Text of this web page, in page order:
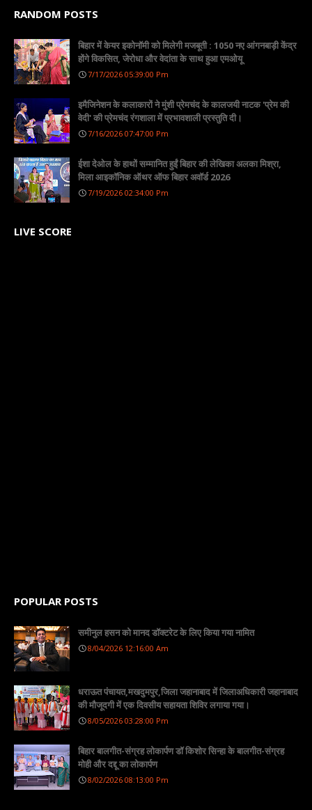
RANDOM POSTS
बिहार में केयर इकोनॉमी को मिलेगी मजबूती : 1050 नए आंगनबाड़ी केंद्र
होंगे विकसित, जेरोधा और वेदांता के साथ हुआ एमओयू
7/17/2026 05:39:00 Pm
इमैजिनेशन के कलाकारों ने मुंशी प्रेमचंद के कालजयी नाटक 'प्रेम की
वेदी' की प्रेमचंद रंगशाला में प्रभावशाली प्रस्तुति दी।
7/16/2026 07:47:00 Pm
ईशा देओल के हाथों सम्मानित हुईं बिहार की लेखिका अलका मिश्रा,
मिला आइकॉनिक ऑथर ऑफ बिहार अवॉर्ड 2026
7/19/2026 02:34:00 Pm
LIVE SCORE
POPULAR POSTS
समीनुल हसन को मानद डॉक्टरेट के लिए किया गया नामित
8/04/2026 12:16:00 Am
धराऊत पंचायत,मखदुमपुर,जिला जहानाबाद में जिलाअधिकारी जहानाबाद
की मौजूदगी में एक दिवसीय सहायता शिविर लगाया गया।
8/05/2026 03:28:00 Pm
बिहार बालगीत-संग्रह लोकार्पण डॉ किशोर सिन्हा के बालगीत-संग्रह
मोही और दद्दू का लोकार्पण
8/02/2026 08:13:00 Pm